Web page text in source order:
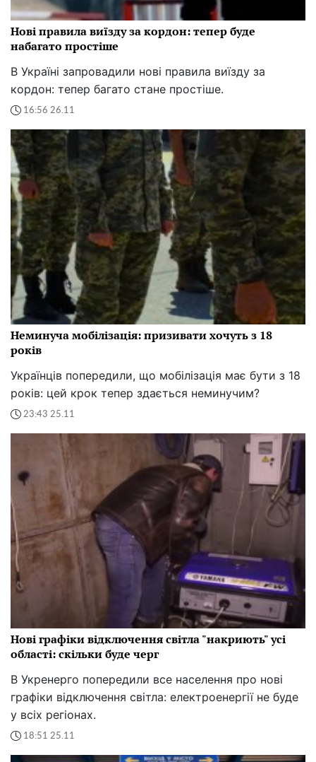
Нові правила виїзду за кордон: тепер буде
набагато простіше
В Україні запровадили нові правила виїзду за
кордон: тепер багато стане простіше.
16:56 26.11
Неминуча мобілізація: призивати хочуть з 18
років
Українців попередили, що мобілізація має бути з 18
років: цей крок тепер здається неминучим?
23:43 25.11
Нові графіки відключення світла "накриють" усі
області: скільки буде черг
В Укренерго попередили все населення про нові
графіки відключення світла: електроенергії не буде
у всіх регіонах.
18:51 25.11